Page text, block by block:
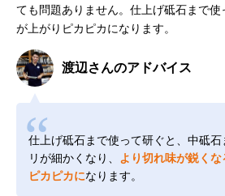
ても問題ありません。仕上げ砥石まで
が上がりピカピカになります。
渡辺さんのアドバイス
仕上げ砥石まで使って研ぐと、中砥
リが細かくなり、
より切れ味が鋭く
ピカピカになります。